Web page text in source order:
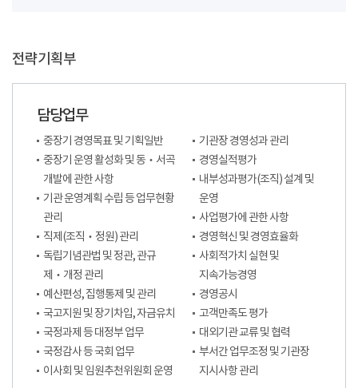
전략기획부
담당업무
중장기 경영목표 및 기획일반
중장기 운영 활성화 및 동‧서곡
개발에 관한 사항
기관 운영계획 수립 등 업무현황
관리
직제(조직‧정원) 관리
독립기념관법 및 정관, 관규
제‧개정 관리
예산편성, 집행통제 및 관리
국고지원 및 장기차입, 자금유치
국정과제 등 대정부 업무
국정감사 등 국회 업무
이사회 및 임원추천위원회 운영
기관장 경영성과 관리
경영실적평가
내부성과평가(조직) 설계 및
운영
사업평가에 관한 사항
경영혁신 및 경영효율화
사회적가치 실현 및
지속가능경영
경영공시
고객만족도 평가
대외기관 교류 및 협력
부서간 업무조정 및 기관장
지시사항 관리